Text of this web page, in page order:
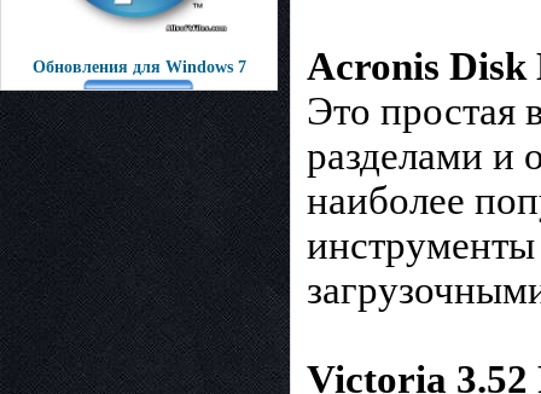
Обновления для Windows 7
Acronis Disk
Это простая
разделами и
наиболее
инструменты
Victoria 3.52